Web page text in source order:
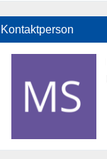
Kontaktperson